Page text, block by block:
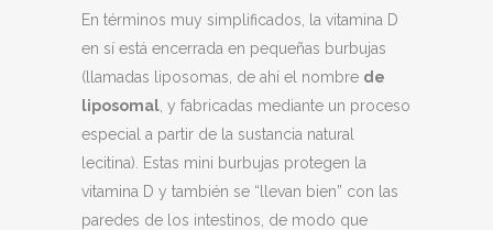
En términos muy simplificados, la vitamina D
en sí está encerrada en pequeñas burbujas
(llamadas liposomas, de ahí el nombre de
liposomal , y fabricadas mediante un proceso
especial a partir de la sustancia natural
lecitina). Estas mini burbujas protegen la
vitamina D y también se “llevan bien” con las
paredes de los intestinos, de modo que